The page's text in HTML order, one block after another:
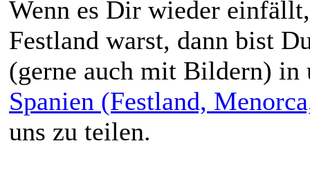
Wenn es Dir wieder
Festland warst, dann bist
(gerne auch mit Bildern) in
Spanien (Festland,
uns zu teilen.